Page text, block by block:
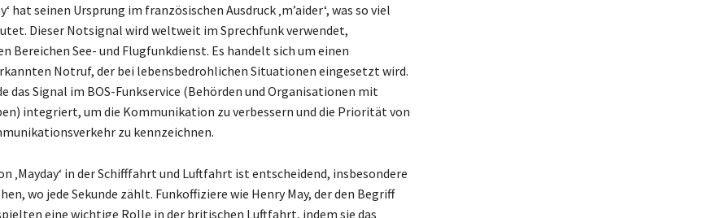
hat seinen Ursprung im französischen Ausdruck ‚m’aider‘, was so viel
Dieser Notsignal wird weltweit im Sprechfunk verwendet,
Bereichen See- und Flugfunkdienst. Es handelt sich um einen
Notruf, der bei lebensbedrohlichen Situationen eingesetzt wird.
das Signal im BOS-Funkservice (Behörden und Organisationen mit
integriert, um die Kommunikation zu verbessern und die Priorität von
zu kennzeichnen.
‚Mayday‘ in der Schifffahrt und Luftfahrt ist entscheidend, insbesondere
wo jede Sekunde zählt. Funkoffiziere wie Henry May, der den Begriff
eine wichtige Rolle in der britischen Luftfahrt, indem sie das